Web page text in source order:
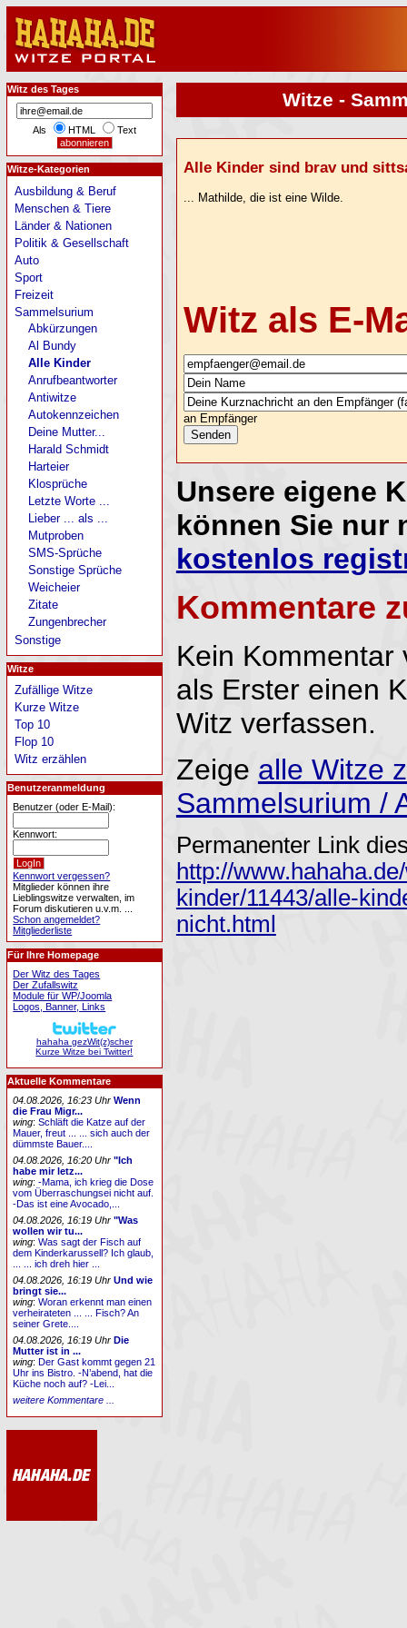
Witze -
Alle Kinder sind brav und
... Mathilde, die ist eine Wilde.
Witz als E-
an Empfänger
Unsere eigene
können Sie nur
kostenlos
Kommentare
Kein Kommentar
als Erster einen
Witz verfassen.
Zeige alle Witze
Sammelsurium /
Permanenter Link
http://
kinder/11443/alle-
nicht.html
Witz des Tages
Als HTML Text
Witze-Kategorien
Ausbildung & Beruf
Menschen & Tiere
Länder & Nationen
Politik & Gesellschaft
Auto
Sport
Freizeit
Sammelsurium
Abkürzungen
Al Bundy
Alle Kinder
Anrufbeantworter
Antiwitze
Autokennzeichen
Deine Mutter...
Harald Schmidt
Harteier
Klosprüche
Letzte Worte ...
Lieber ... als ...
Mutproben
SMS-Sprüche
Sonstige Sprüche
Weicheier
Zitate
Zungenbrecher
Sonstige
Witze
Zufällige Witze
Kurze Witze
Top 10
Flop 10
Witz erzählen
Benutzeranmeldung
Benutzer (oder E-Mail):
Kennwort:
Kennwort vergessen?
Mitglieder können ihre
Lieblingswitze verwalten, im
Forum diskutieren u.v.m. ...
Schon angemeldet?
Mitgliederliste
Für Ihre Homepage
Der Witz des Tages
Der Zufallswitz
Module für WP/Joomla
Logos, Banner, Links
hahaha gezWit(z)scher
Kurze Witze bei Twitter!
Aktuelle Kommentare
04.08.2026, 16:23 Uhr Wenn
die Frau Migr...
wing:Schläft die Katze auf der
Mauer, freut ... ... sich auch der
dümmste Bauer....
04.08.2026, 16:20 Uhr "Ich
habe mir letz...
wing:-Mama, ich krieg die Dose
vom Überraschungsei nicht auf.
-Das ist eine Avocado,...
04.08.2026, 16:19 Uhr "Was
wollen wir tu...
wing:Was sagt der Fisch auf
dem Kinderkarussell? Ich glaub,
... ... ich dreh hier ...
04.08.2026, 16:19 Uhr Und wie
bringt sie...
wing:Woran erkennt man einen
verheirateten ... ... Fisch? An
seiner Grete....
04.08.2026, 16:19 Uhr Die
Mutter ist in ...
wing:Der Gast kommt gegen 21
Uhr ins Bistro. -N’abend, hat die
Küche noch auf? -Lei...
weitere Kommentare ...